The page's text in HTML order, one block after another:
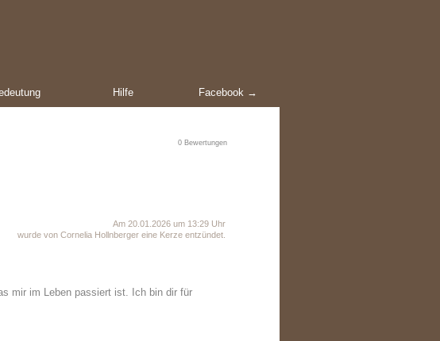
Hilfe Facebook →
0 Bewertungen
Am 20.01.2026 um 13:29 Uhr
wurde von Cornelia Hollnberger eine Kerze entzündet.
mir im Leben passiert ist. Ich bin dir für